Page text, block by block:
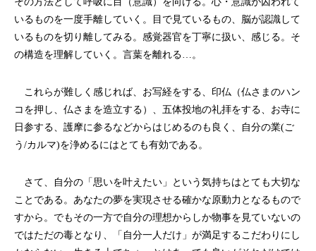
いるものを一度手離していく。目で見ているもの、脳が認識して
いるものを切り離してみる。感覚器官を丁寧に扱い、感じる。そ
の構造を理解していく。言葉を離れる…。
これらが難しく感じれば、お写経をする、印仏（仏さまのハン
コを押し、仏さまを造立する）、五体投地の礼拝をする、お寺に
日参する、護摩に参るなどからはじめるのも良く、自分の業(ご
う/カルマ)を浄めるにはとても有効である。
さて、自分の「思いを叶えたい」という気持ちはとても大切な
ことである。あなたの夢を実現させる確かな原動力となるもので
すから。でもその一方で自分の理想からしか物事を見ていないの
ではただの毒となり、「自分一人だけ」が満足するこだわりにし